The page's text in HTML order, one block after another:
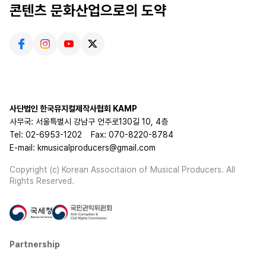
콘텐츠 문화산업으로의 도약
사단법인 한국뮤지컬제작사협회 KAMP
사무국: 서울특별시 강남구 언주로130길 10, 4층
Tel: 02-6953-1202
Fax: 070-8220-8784
E-mail: kmusicalproducers@gmail.com
Copyright (c) Korean Associtaion of Musical Producers. All
Rights Reserved.
Partnership